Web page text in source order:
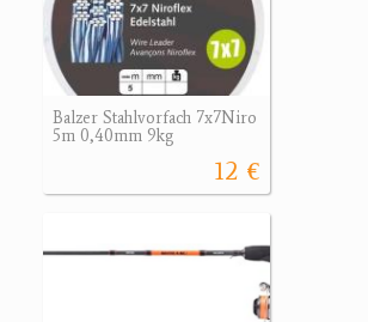
Balzer Stahlvorfach 7x7Niro
5m 0,40mm 9kg
12 €